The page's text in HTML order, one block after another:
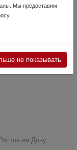
на Дону
Мы предоставим
не показывать